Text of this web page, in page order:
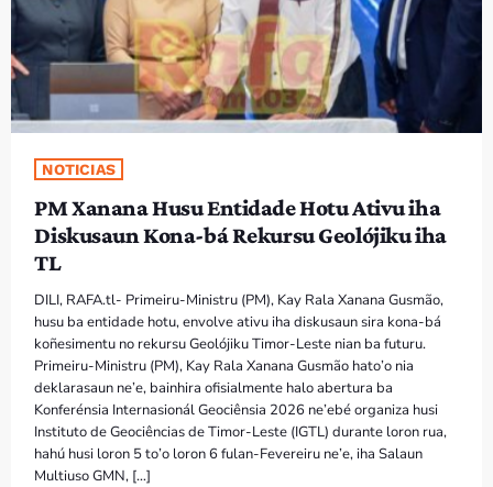
KONTAKTU SIRA
TÉTUM
TÉTUM
PORTUGUÊS
PRÓXIMOS PROGRAMAS
Bom dia RAFA
7:00 AM - 10:00 AM
Bom dia RAFA
7:00 AM - 9:00 AM
Bom dia RAFA
7:00 AM - 10:00 AM
NOTICIAS
PM Xanana Husu Entidade Hotu Ativu iha
Diskusaun Kona-bá Rekursu Geolójiku iha
TL
DILI, RAFA.tl- Primeiru-Ministru (PM), Kay Rala Xanana Gusmão,
husu ba entidade hotu, envolve ativu iha diskusaun sira kona-bá
koñesimentu no rekursu Geolójiku Timor-Leste nian ba futuru.
Primeiru-Ministru (PM), Kay Rala Xanana Gusmão hato’o nia
deklarasaun ne’e, bainhira ofisialmente halo abertura ba
Konferénsia Internasionál Geociênsia 2026 ne’ebé organiza husi
Instituto de Geociências de Timor-Leste (IGTL) durante loron rua,
hahú husi loron 5 to’o loron 6 fulan-Fevereiru ne’e, iha Salaun
Multiuso GMN, […]